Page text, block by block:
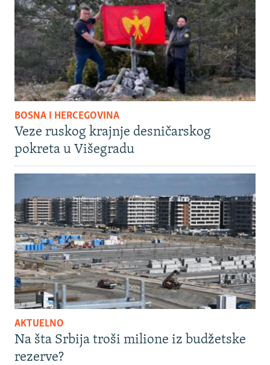
BOSNA I HERCEGOVINA
Veze ruskog krajnje desničarskog
pokreta u Višegradu
AKTUELNO
Na šta Srbija troši milione iz budžetske
rezerve?